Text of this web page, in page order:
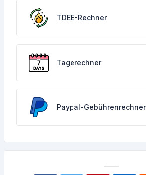
TDEE-Rechner
Tagerechner
Paypal-Gebührenrechner